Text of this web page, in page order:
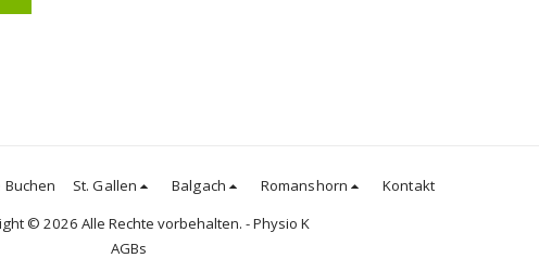
Buchen St. Gallen Balgach Romanshorn
Kontakt
© 2026 Alle Rechte vorbehalten. -Physio K
AGBs